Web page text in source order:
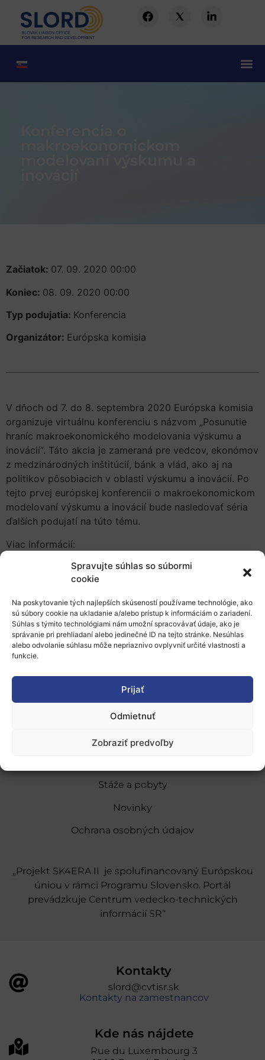
Spravujte súhlas so súbormi
cookie
Na poskytovanie tých najlepších skúseností používame technológie, ako
sú súbory cookie na ukladanie a/alebo prístup k informáciám o zariadení.
Súhlas s týmito technológiami nám umožní spracovávať údaje, ako je
správanie pri prehliadaní alebo jedinečné ID na tejto stránke. Nesúhlas
alebo odvolanie súhlasu môže nepriaznivo ovplyvniť určité vlastnosti a
funkcie.
Prijať
Odmietnuť
Zobraziť predvoľby
Začiatok: 07. 09. 2020 00:00
Koniec: 08. 09. 2020 00:00
Typ podujatia: Konferencia
Organizátor: Európska komisia
V dňoch od 7. do 8. septembra 2020 Európska komisia
organizuje virtuálnu konferenciu s názvom „Posunutie
hraníc makroekonomického modelovania výskumu a
inovácií“. Táto akcia je zameraná pre vedcov, ekonómov
z medzinárodných inštitúcií, bánk a vlád, ako aj na
politikov pôsobiacich v oblasti výskumu a inovácií. Po
tejto prvej európskej konferencii o makroekonomickom
modelovaní výskumu a inovácií bude nasledovať séria
ďalších podujatí na túto tému.
Viac informácií:
Informácie o konferencii a webové linky na
sledovanie online
Pridať do Google Kalendára
O nás
Naše služby
Stáže a pobyty
Novinky
Ochrana osobných údajov
„Projekt SK4ERA II je spolufinancovaný Európskou
úniou v rámci Programu Slovensko. Portál
prevádzkuje Centrum vedecko-technických
informácií SR“
Kontakty
slord@cvtisr.sk
Kontakty na zamestnancov
Kde nás nájdete
Rue du Luxembourg 3